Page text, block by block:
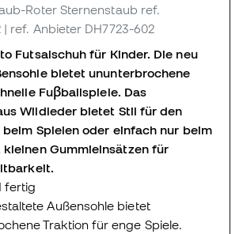
Roter Sternenstaub ref.
| ref. Anbieter DH7723-602
Futsalschuh für Kinder. Die neu
bietet ununterbrochene
Fuβballspiele. Das
Wildleder bietet Stil für den
Spielen oder einfach nur beim
kleinen Gummieinsätzen für
fertig
Außensohle bietet
Traktion für enge Spiele.